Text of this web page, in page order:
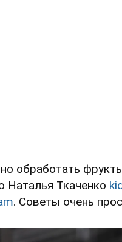
обработать
Наталья Ткаченко
. Советы очень